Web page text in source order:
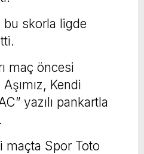
bu skorla ligde
maç öncesi
Kendi
yazılı pankartla
maçta Spor Toto